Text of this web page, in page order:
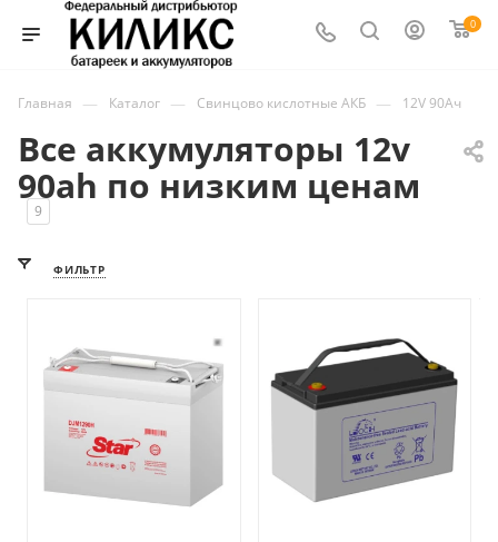
0
Главная — Каталог — Свинцово кислотные АКБ — 12V 90Ач
Все аккумуляторы 12v
90ah по низким ценам
9
ФИЛЬТР